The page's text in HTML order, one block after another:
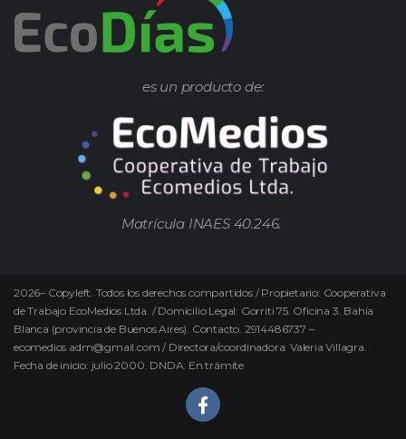
es un producto de:
Matrícula INAES 40.246.
2026– Copyleft. Todos los derechos compartidos / Propietario: Cooperativa
de Trabajo EcoMedios Ltda. / Domicilio Legal: Gorriti 75. Oficina 3. Bahía
Blanca (provincia de Buenos Aires). Contacto. 2914486737 –
ecomedios.adm@gmail.com / Directora/coordinadora: Valeria Villagra.
Fecha de inicio: julio 2000. DNDA: En trámite